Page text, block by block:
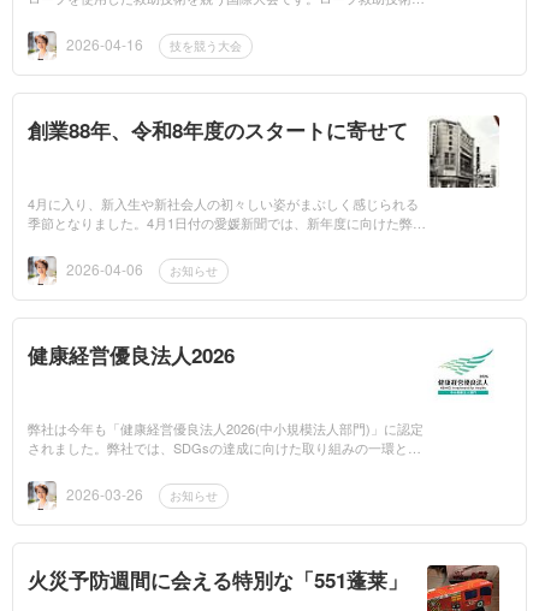
いております。...
2026-04-16 技を競う大会
創業88年、令和8年度のスタートに寄せて
4月に入り、新入生や新社会人の初々しい姿がまぶしく感じられる
季節となりました。4月1日付の愛媛新聞では、新年度に向けた弊社
w.ehime-np.c...
2026-04-06 お知らせ
健康経営優良法人2026
弊社は今年も「健康経営優良法人2026(中小規模法人部門)」に認定
されました。弊社では、SDGsの達成に向けた取り組みの一環とし
推進していま...
2026-03-26 お知らせ
火災予防週間に会える特別な「551蓬莱」